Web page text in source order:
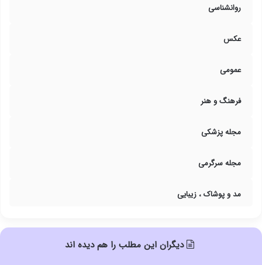
روانشناسی
عکس
عمومی
فرهنگ و هنر
مجله پزشکی
مجله سرگرمی
مد و پوشاک ، زیبایی
دیگران این مطلب را هم دیده اند